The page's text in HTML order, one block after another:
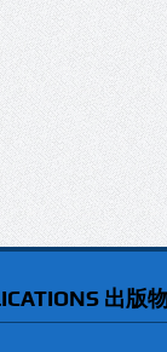
出版